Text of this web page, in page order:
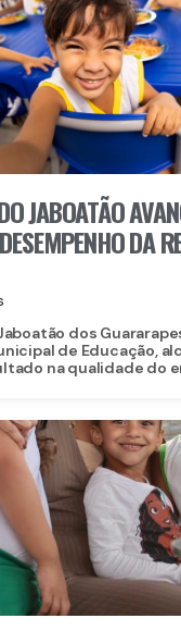
JABOATÃO
DA
dos
de Educação,
na qualidade do